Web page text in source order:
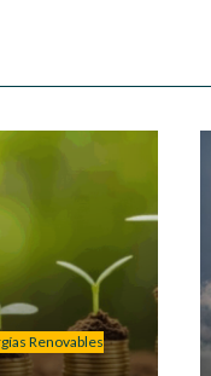
Renovables